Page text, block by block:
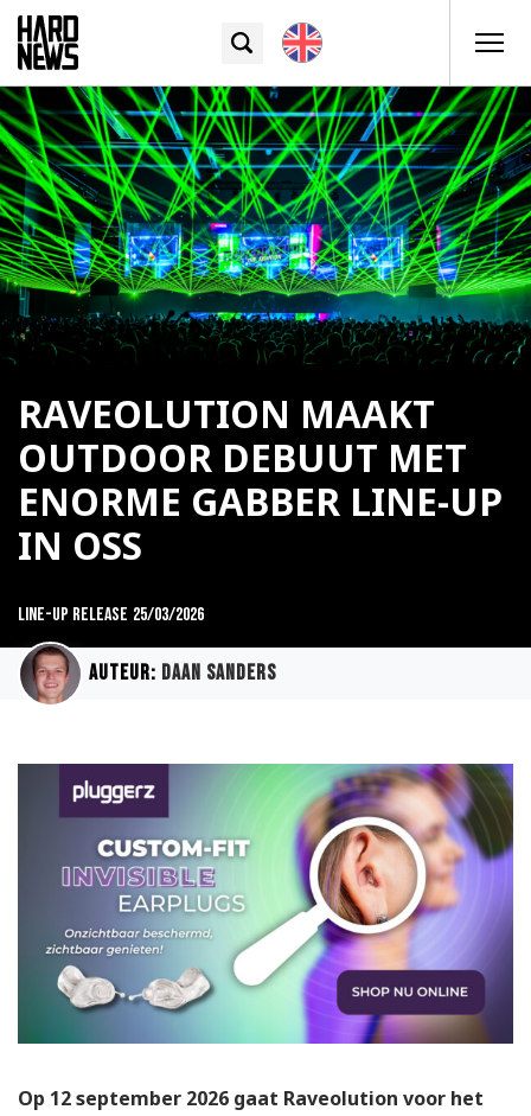
RAVEOLUTION MAAKT
OUTDOOR DEBUUT MET
ENORME GABBER LINE-UP
IN OSS
Line-up release 25/03/2026
Auteur: Daan Sanders
Op 12 september 2026 gaat Raveolution voor het